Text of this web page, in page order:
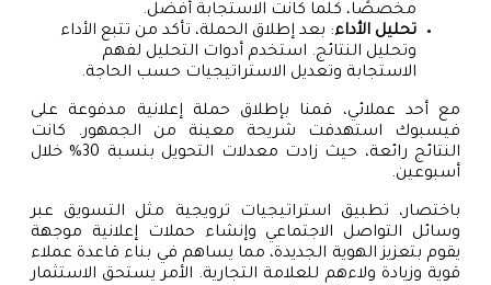
مخصصًا، كلما كانت الاستجابة أفضل.
تحليل الأداء: بعد إطلاق الحملة، تأكد من تتبع الأداء
وتحليل النتائج. استخدم أدوات التحليل لفهم
الاستجابة وتعديل الاستراتيجيات حسب الحاجة.
مع أحد عملائي، قمنا بإطلاق حملة إعلانية مدفوعة على
فيسبوك استهدفت شريحة معينة من الجمهور. كانت
النتائج رائعة، حيث زادت معدلات التحويل بنسبة 30% خلال
أسبوعين.
باختصار، تطبيق استراتيجيات ترويجية مثل التسويق عبر
وسائل التواصل الاجتماعي وإنشاء حملات إعلانية موجهة
يقوم بتعزيز الهوية الجديدة، مما يساهم في بناء قاعدة عملاء
قوية وزيادة ولاءهم للعلامة التجارية. الأمر يستحق الاستثمار